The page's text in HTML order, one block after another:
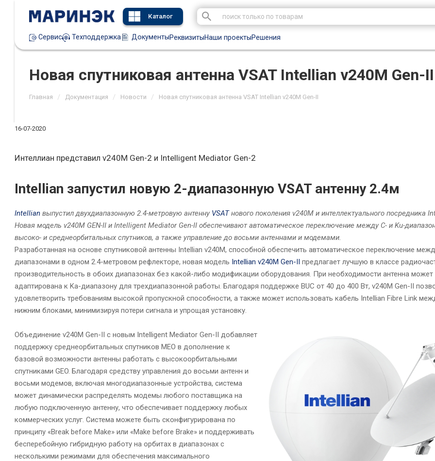
Каталог
Сервис Техподдержка ДокументыРеквизитыНаши проектыРешения
Новая спутниковая антенна VSAT Intellian v240M Gen-II
Главная / Документация / Новости / Новая спутниковая антенна VSAT Intellian v240M Gen-II
16-07-2020
Интеллиан представил v240M Gen-2 и Intelligent Mediator Gen-2
Intellian запустил новую 2-диапазонную VSAT антенну 2.4м
Intellian выпустил двухдиапазонную 2.4-метровую антенну VSATнового поколения v240M и интеллектуального посредника
Новая модель v240M GEN-II и Intelligent Mediator Gen-II обеспечивают автоматическое переключение между C- и Ku-
высоко- и среднеорбитальных спутников, а также управление до восьми антеннами и модемами.
Разработанная на основе спутниковой антенны Intellian v240M, способной обеспечить автоматическое переключение
диапазонами в одном 2.4-метровом рефлекторе, новая модель Intellian v240M Gen-II предлагает лучшую в классе
производительность в обоих диапазонах без какой-либо модификации оборудования. При необходимости антенна может
адаптирована к Ka-диапазону для трехдиапазонной работы. Благодаря поддержке BUC от 40 до 400 Вт, v240M Gen-II
удовлетворить требованиям высокой пропускной способности, а также может использовать кабель Intellian Fibre Link
нижним блоками, минимизируя потери сигнала и упрощая установку.
Объединение v240M Gen-II с новым Intelligent Mediator Gen-II добавляет
поддержку среднеорбитальных спутников MEO в дополнение к
базовой возможности антенны работать с высокоорбитальными
спутниками GEO. Благодаря средству управления до восьми антенн и
восьми модемов, включая многодиапазонные устройства, система
может динамически распределять модемы любого поставщика на
любую подключенную антенну, что обеспечивает поддержку любых
коммерческих услуг. Система можете быть сконфигурирована по
принципу «Break before Make» или «Make before Brake» и поддерживать
бесперебойную гибридную работу на орбитах в диапазонах с
несколькими режимами для обеспечения максимального